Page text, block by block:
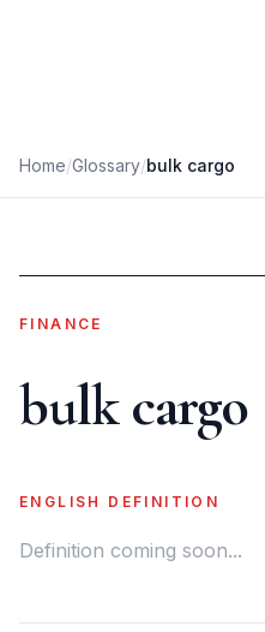
Home/Glossary/bulk cargo
FINANCE
bulk cargo
ENGLISH DEFINITION
Definition coming soon...